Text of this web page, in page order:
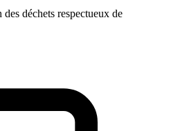
déchets respectueux de